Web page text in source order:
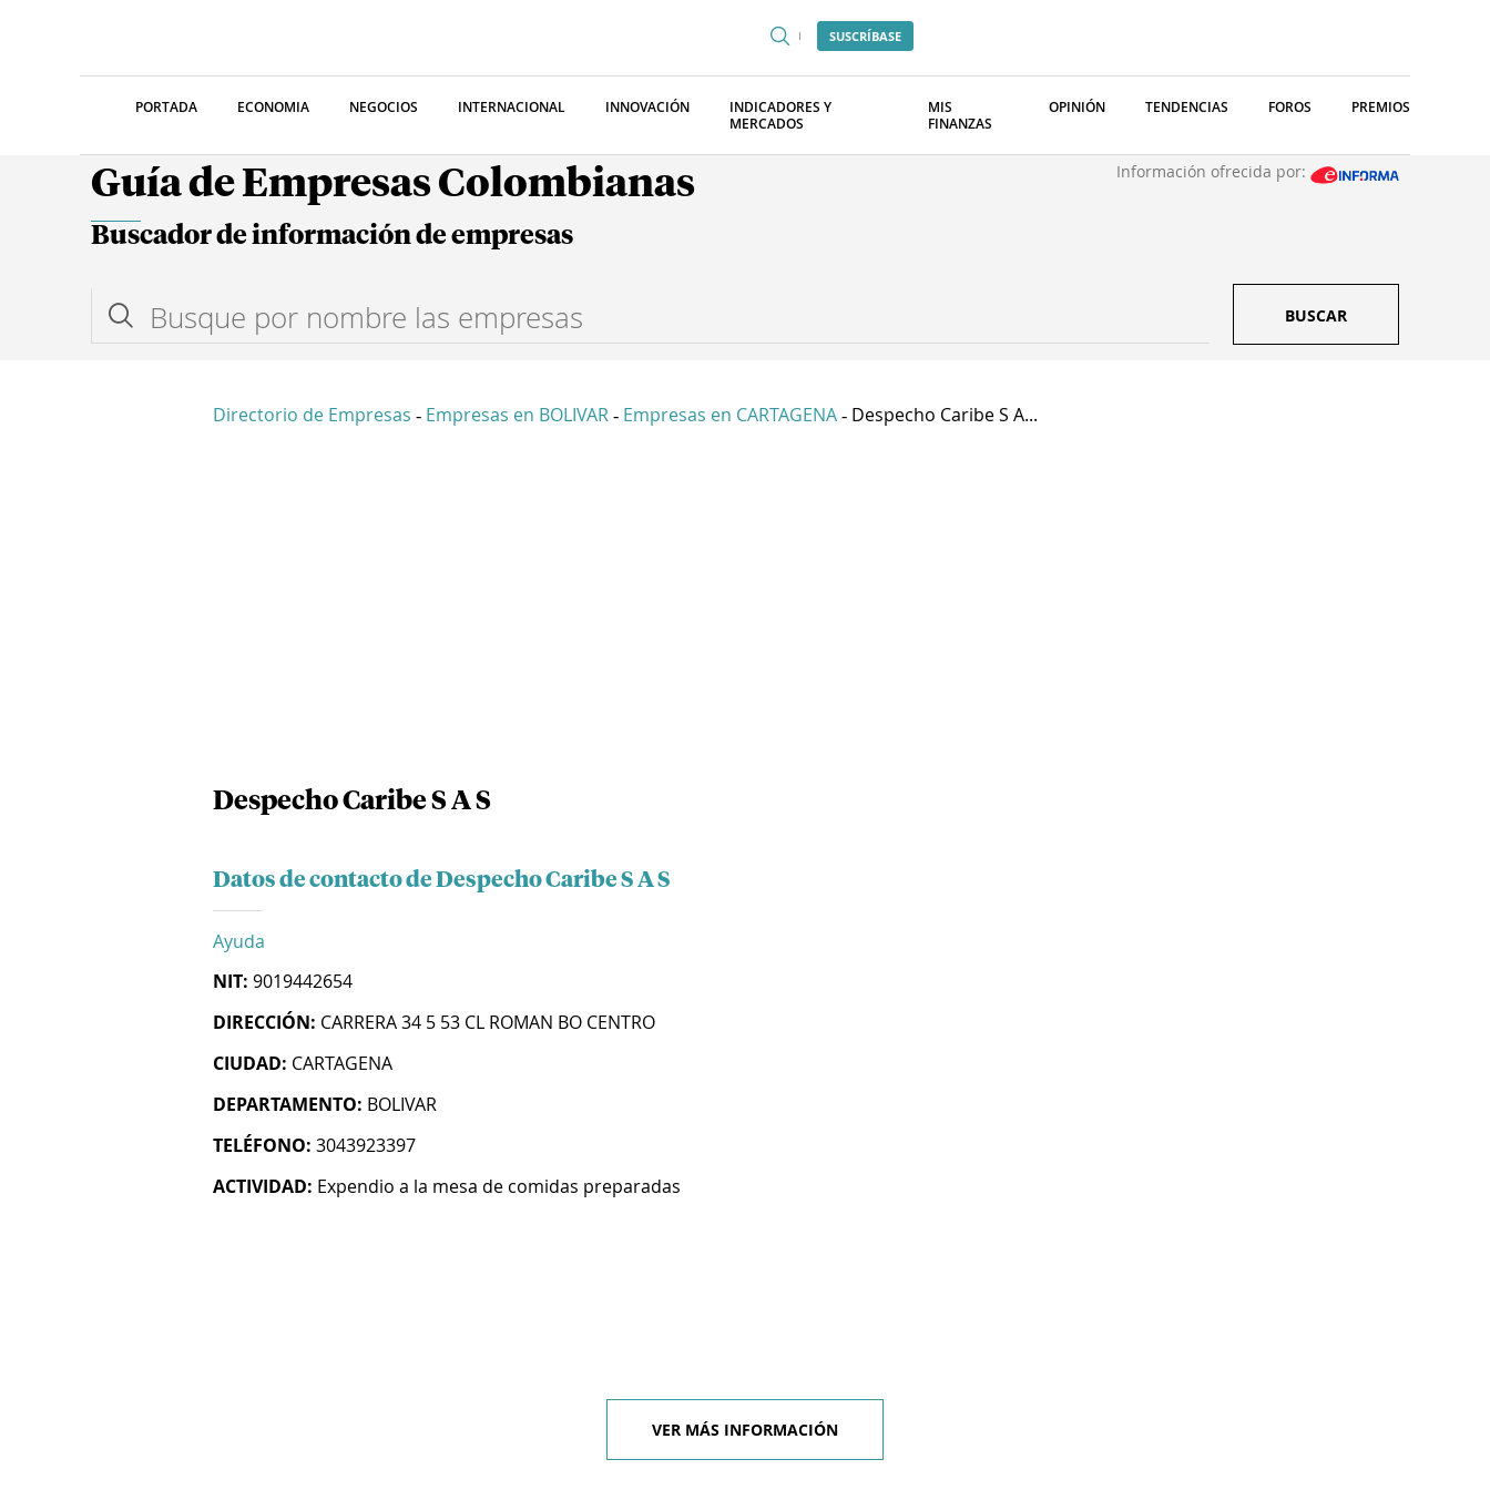
SUSCRÍBASE
PORTADA ECONOMIA NEGOCIOS INTERNACIONAL INNOVACIÓN
INDICADORES Y
MERCADOS
MIS
FINANZAS
OPINIÓN TENDENCIAS FOROS PREMIOS
Guía de Empresas Colombianas Información ofrecida por:
Buscador de información de empresas
BUSCAR
Directorio de Empresas - Empresas en BOLIVAR - Empresas en CARTAGENA - Despecho Caribe S A...
Despecho Caribe S A S
Datos de contacto de Despecho Caribe S A S
Ayuda
NIT: 9019442654
DIRECCIÓN: CARRERA 34 5 53 CL ROMAN BO CENTRO
CIUDAD: CARTAGENA
DEPARTAMENTO: BOLIVAR
TELÉFONO: 3043923397
ACTIVIDAD: Expendio a la mesa de comidas preparadas
VER MÁS INFORMACIÓN